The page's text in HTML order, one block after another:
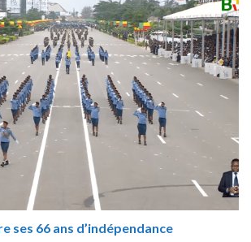
ses 66 ans d’indépendance